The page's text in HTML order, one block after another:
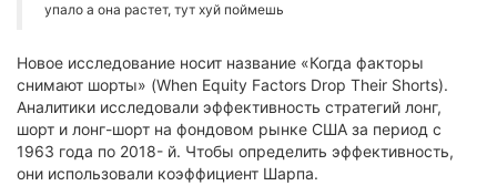
упало а она растет, тут хуй поймешь
Новое исследование носит название «Когда факторы
снимают шорты» (When Equity Factors Drop Their Shorts).
Аналитики исследовали эффективность стратегий лонг,
шорт и лонг-шорт на фондовом рынке США за период с
1963 года по 2018- й. Чтобы определить эффективность,
они использовали коэффициент Шарпа.